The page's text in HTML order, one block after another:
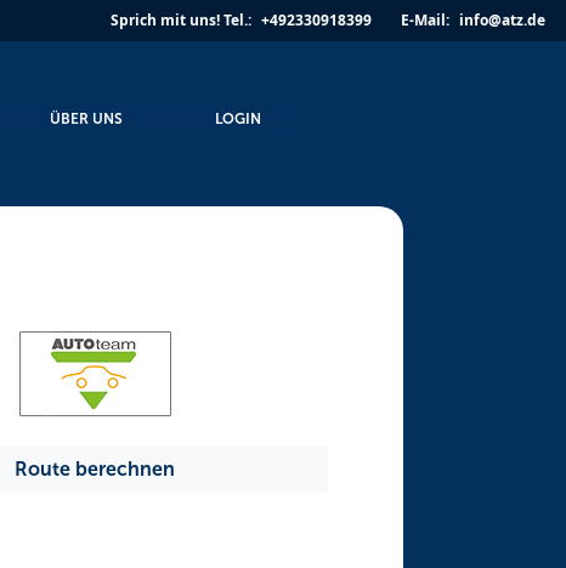
Sprich mit uns!Tel.: +492330918399 E-Mail: info@atz.de
ÜBER UNS LOGIN
Route berechnen